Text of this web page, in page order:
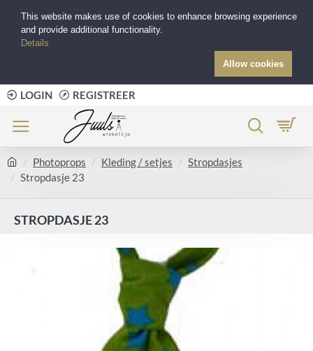
LOGIN REGISTREER
Photoprops Kleding / setjes
Stropdasjes
Stropdasje 23
STROPDASJE 23
This website makes use of cookies to enhance browsing experience
and provide additional functionality.
Details
Allow cookies